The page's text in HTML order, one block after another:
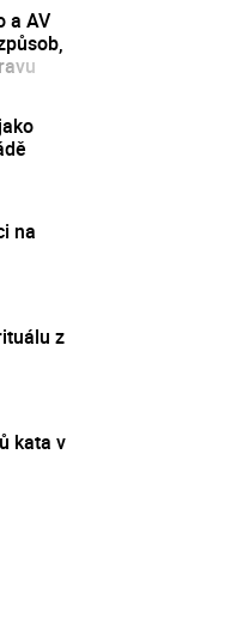
a AV
na
z
kata v